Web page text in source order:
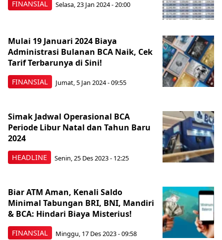
FINANSIAL Selasa, 23 Jan 2024 - 20:00
FINANSIAL
Mulai 19 Januari 2024 Biaya
Administrasi Bulanan BCA Naik, Cek
Tarif Terbarunya di Sini!
Jumat, 5 Jan 2024 - 09:55
HEADLINE
Simak Jadwal Operasional BCA
Periode Libur Natal dan Tahun Baru
2024
Senin, 25 Des 2023 - 12:25
FINANSIAL
Biar ATM Aman, Kenali Saldo
Minimal Tabungan BRI, BNI, Mandiri
& BCA: Hindari Biaya Misterius!
Minggu, 17 Des 2023 - 09:58